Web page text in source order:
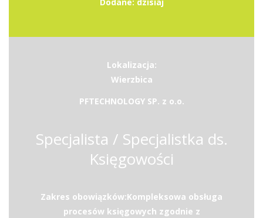
Lokalizacja:
Wierzbica
PFTECHNOLOGY SP. z o.o.
Specjalista / Specjalistka ds.
Księgowości
Zakres obowiązków:Kompleksowa obsługa
procesów księgowych zgodnie z